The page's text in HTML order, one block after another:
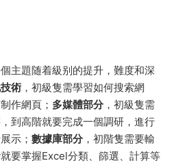
主題随着級别的提升，難度和深
術 ，初級隻需學習如何搜索網
作網頁； 多媒體部分，初級隻需
到高階就要完成一個調研，進行
示； 數據庫部分，初階隻需要輸
要掌握Excel分類、篩選、計算等